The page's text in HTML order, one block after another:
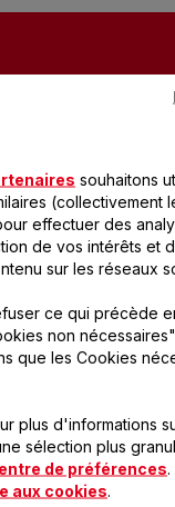
souhaitons
effectuer des
de vos intérêts et
sur les réseaux
ce qui précède
non
que les Cookies
plus d'informations
sélection plus
de préférences
aux cookies.